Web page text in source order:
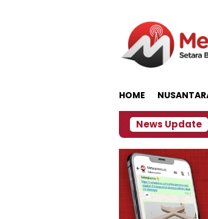
HOME
News Update
Dampak El Nino, Sejumlah